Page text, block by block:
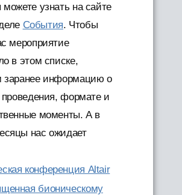
узнать на сайте
События. Чтобы
мероприятие
в этом списке,
заранее информацию о
проведения, формате и
моменты. А в
нас ожидает
конференция Altair
бионическому